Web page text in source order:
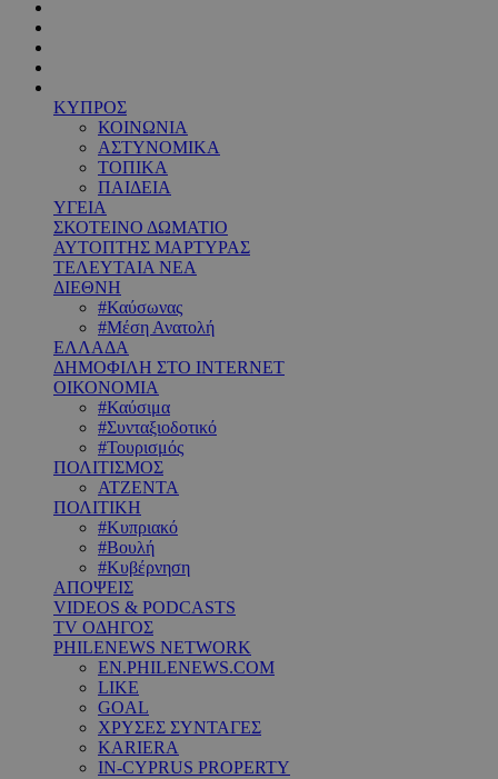
ΚΥΠΡΟΣ
ΚΟΙΝΩΝΙΑ
ΑΣΤΥΝΟΜΙΚΑ
ΤΟΠΙΚΑ
ΠΑΙΔΕΙΑ
ΥΓΕΙΑ
ΣΚΟΤΕΙΝΟ ΔΩΜΑΤΙΟ
ΑΥΤΟΠΤΗΣ ΜΑΡΤΥΡΑΣ
ΤΕΛΕΥΤΑΙΑ ΝΕΑ
ΔΙΕΘΝΗ
#Καύσωνας
#Μέση Ανατολή
ΕΛΛΑΔΑ
ΔΗΜΟΦΙΛΗ ΣΤΟ INTERNET
ΟΙΚΟΝΟΜΙΑ
#Καύσιμα
#Συνταξιοδοτικό
#Τουρισμός
ΠΟΛΙΤΙΣΜΟΣ
ΑΤΖΕΝΤΑ
ΠΟΛΙΤΙΚΗ
#Κυπριακό
#Βουλή
#Κυβέρνηση
ΑΠΟΨΕΙΣ
VIDEOS & PODCASTS
TV ΟΔΗΓΟΣ
PHILENEWS NETWORK
EN.PHILENEWS.COM
LIKE
GOAL
ΧΡΥΣΕΣ ΣΥΝΤΑΓΕΣ
KARIERA
IN-CYPRUS PROPERTY